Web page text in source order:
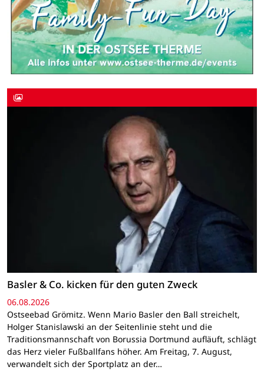
Basler & Co. kicken für den guten Zweck
06.08.2026
Ostseebad Grömitz. Wenn Mario Basler den Ball streichelt,
Holger Stanislawski an der Seitenlinie steht und die
Traditionsmannschaft von Borussia Dortmund aufläuft, schlägt
das Herz vieler Fußballfans höher. Am Freitag, 7. August,
verwandelt sich der Sportplatz an der…